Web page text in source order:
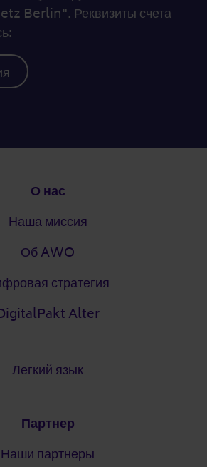
Berlin". Реквизиты счета
О нас
Наша миссия
Об AWO
стратегия
Alter
Легкий язык
Партнер
Наши партнеры